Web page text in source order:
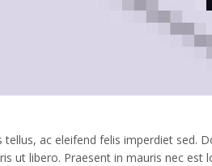
ac eleifend felis imperdiet sed.
ut libero. Praesent in mauris nec